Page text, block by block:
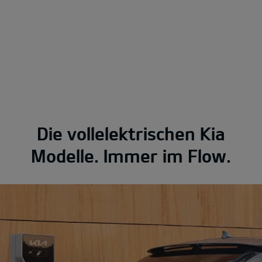
Die vollelektrischen Kia
Modelle. Immer im Flow.